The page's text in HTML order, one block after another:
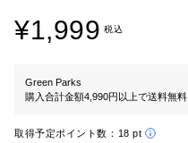
¥1,999 税込
Green Parks
購入合計金額4,990円以上で送料無料
取得予定ポイント数： 18 pt